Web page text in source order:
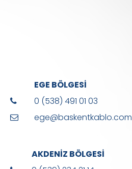
EGE BÖLGESİ
0 (538) 491 01 03
ege@baskentkablo.com
AKDENİZ BÖLGESİ